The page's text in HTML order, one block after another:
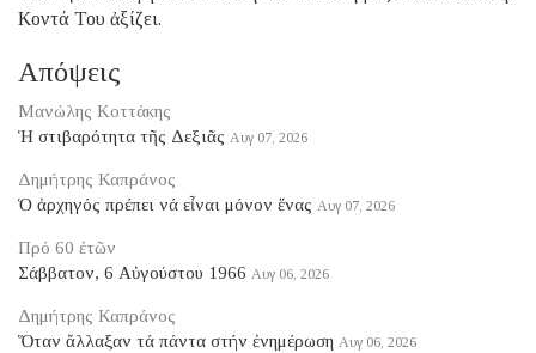
Κοντά Του ἀξίζει.
Απόψεις
Μανώλης Κοττάκης
Ἡ στιβαρότητα τῆς Δεξιᾶς Αυγ 07, 2026
Δημήτρης Καπράνος
Ὁ ἀρχηγός πρέπει νά εἶναι μόνον ἕνας Αυγ 07, 2026
Πρό 60 ἐτῶν
Σάββατον, 6 Αὐγούστου 1966 Αυγ 06, 2026
Δημήτρης Καπράνος
Ὅταν ἄλλαξαν τά πάντα στήν ἐνημέρωση Αυγ 06, 2026